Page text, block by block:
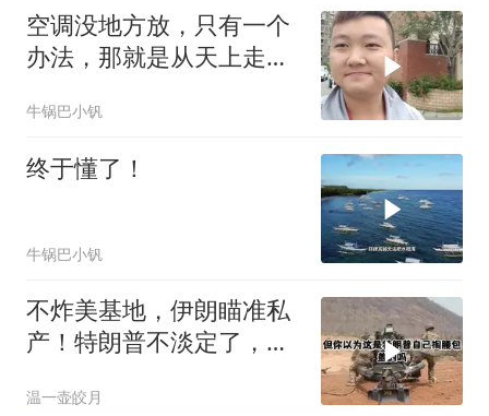
空调没地方放，只有一个
办法，那就是从天上走，
牛锅巴小钒
终于懂了！
牛锅巴小钒
不炸美基地，伊朗瞄准私
产！特朗普不淡定了，被
温一壶皎月